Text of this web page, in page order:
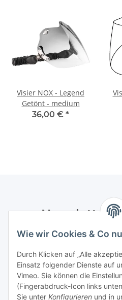
Wie wir Cookies & Co
Durch Klicken auf „Alle
Einsatz folgender Dienste auf
Vimeo. Sie können die
(Fingerabdruck-Icon links
Sie unter Konfigurieren und in
Visier NOX - Legend
Getönt - medium
36,00 € *
Newsletter
Bitte senden Sie mir
Informationen zu Ihrem
Newsletter Abonnieren